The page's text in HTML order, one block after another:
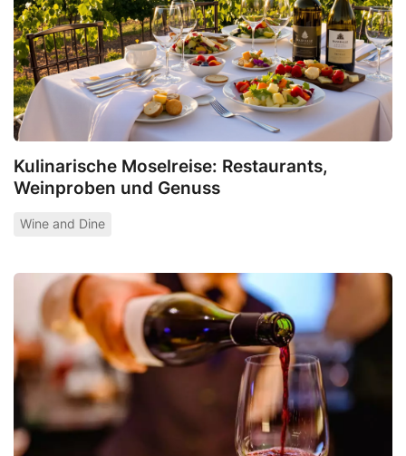
Kulinarische Moselreise: Restaurants,
Weinproben und Genuss
Wine and Dine